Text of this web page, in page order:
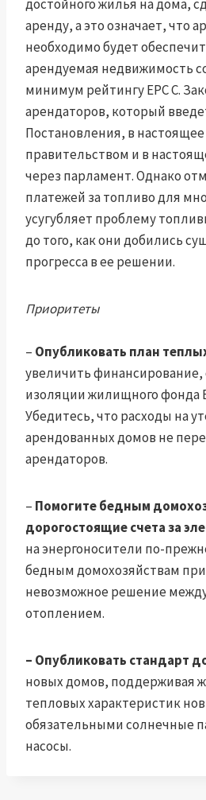
достойного жилья на дома,
аренду, а это означает, что
необходимо будет
арендуемая недвижимость
минимум рейтингу EPC C.
арендаторов, который
Постановления, в
правительством и в
через парламент. Однако
платежей за топливо для
усугубляет проблему
до того, как они добились
прогресса в ее решении.
Приоритеты
– Опубликовать план
увеличить
изоляции жилищного фонда
Убедитесь, что расходы на
арендованных домов не
арендаторов.
– Помогите бедным
дорогостоящие счета за
на энергоносители по-
бедным домохозяйствам
невозможное решение
отоплением.
– Опубликовать стандарт
новых домов, поддерживая
тепловых характеристик
обязательными солнечные
насосы.